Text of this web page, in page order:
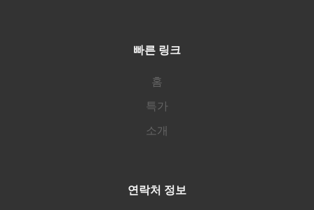
빠른 링크
홈
특가
소개
연락처 정보